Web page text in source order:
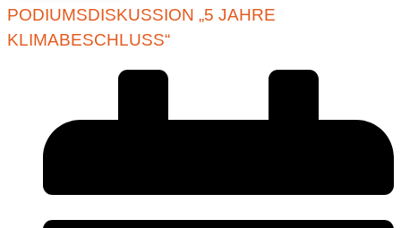
PODIUMSDISKUSSION „5 JAHRE
KLIMABESCHLUSS“